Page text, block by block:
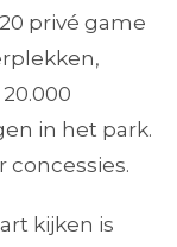
privé game
in het park.
concessies.
kijken is